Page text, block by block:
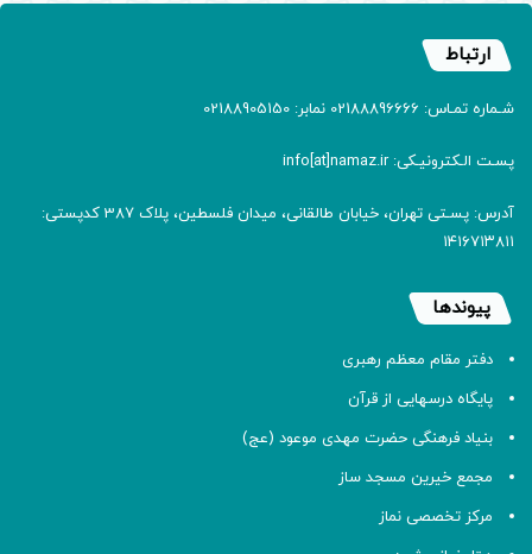
ارتباط
شـماره تمـاس: 02188896666 نمابر: 02188905150
پسـت الـکترونیـکی: info[at]namaz.ir
آدرس: پسـتی تهران، خیابان طالقانی، میدان فلسطین، پلاک 387 کدپستی:
۱۴۱۶۷۱۳۸۱۱
پیوندها
دفتر مقام معظم رهبری
پایگاه درسهایی از قرآن
بنیاد فرهنگی حضرت مهدی موعود (عج)
مجمع خیرین مسجد ساز
مرکز تخصصی نماز